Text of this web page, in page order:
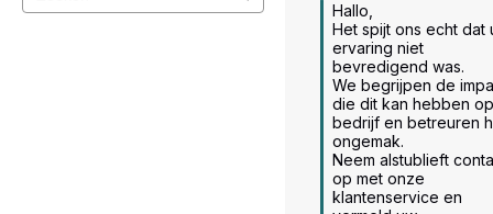
Hallo,
Het spijt ons echt dat
ervaring niet
bevredigend was.
We begrijpen de
die dit kan hebben
bedrijf en betreuren
ongemak.
Neem alstublieft
op met onze
klantenservice en